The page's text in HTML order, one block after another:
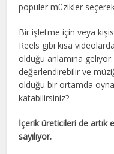
popüler müzikler
Bir işletme için veya
Reels gibi kısa
olduğu anlamına
değerlendirebilir ve
olduğu bir ortamda
katabilirsiniz?
İçerik üreticileri de artık
sayılıyor.